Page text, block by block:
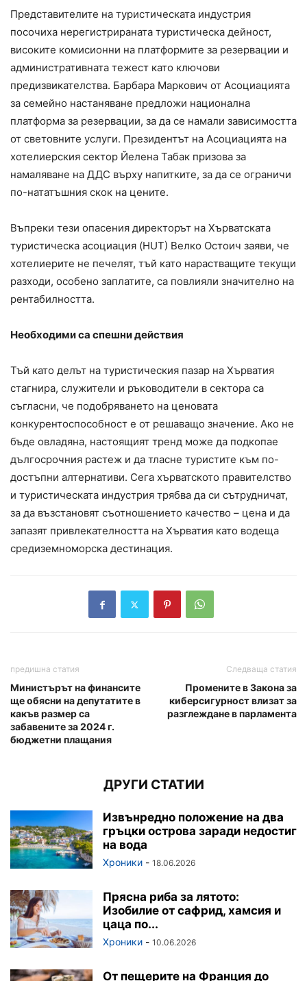
Представителите на туристическата индустрия
посочиха нерегистрираната туристическа дейност,
високите комисионни на платформите за резервации и
административната тежест като ключови
предизвикателства. Барбара Маркович от Асоциацията
за семейно настаняване предложи национална
платформа за резервации, за да се намали зависимостта
от световните услуги. Президентът на Асоциацията на
хотелиерския сектор Йелена Табак призова за
намаляване на ДДС върху напитките, за да се ограничи
по-нататъшния скок на цените.
Въпреки тези опасения директорът на Хърватската
туристическа асоциация (HUT) Велко Остоич заяви, че
хотелиерите не печелят, тъй като нарастващите текущи
разходи, особено заплатите, са повлияли значително на
рентабилността.
Необходими са спешни действия
Тъй като делът на туристическия пазар на Хърватия
стагнира, служители и ръководители в сектора са
съгласни, че подобряването на ценовата
конкурентоспособност е от решаващо значение. Ако не
бъде овладяна, настоящият тренд може да подкопае
дългосрочния растеж и да тласне туристите към по-
достъпни алтернативи. Сега хърватското правителство
и туристическата индустрия трябва да си сътрудничат,
за да възстановят съотношението качество – цена и да
запазят привлекателността на Хърватия като водеща
средиземноморска дестинация.
предишна статия
Министърът на финансите
ще обясни на депутатите в
какъв размер са
забавените за 2024 г.
бюджетни плащания
Следваща статия
Промените в Закона за
киберсигурност влизат за
разглеждане в парламента
ДРУГИ СТАТИИ
Извънредно положение на два
гръцки острова заради недостиг
на вода
Хроники - 18.06.2026
Прясна риба за лятото:
Изобилие от сафрид, хамсия и
цаца по...
Хроники - 10.06.2026
От пещерите на Франция до